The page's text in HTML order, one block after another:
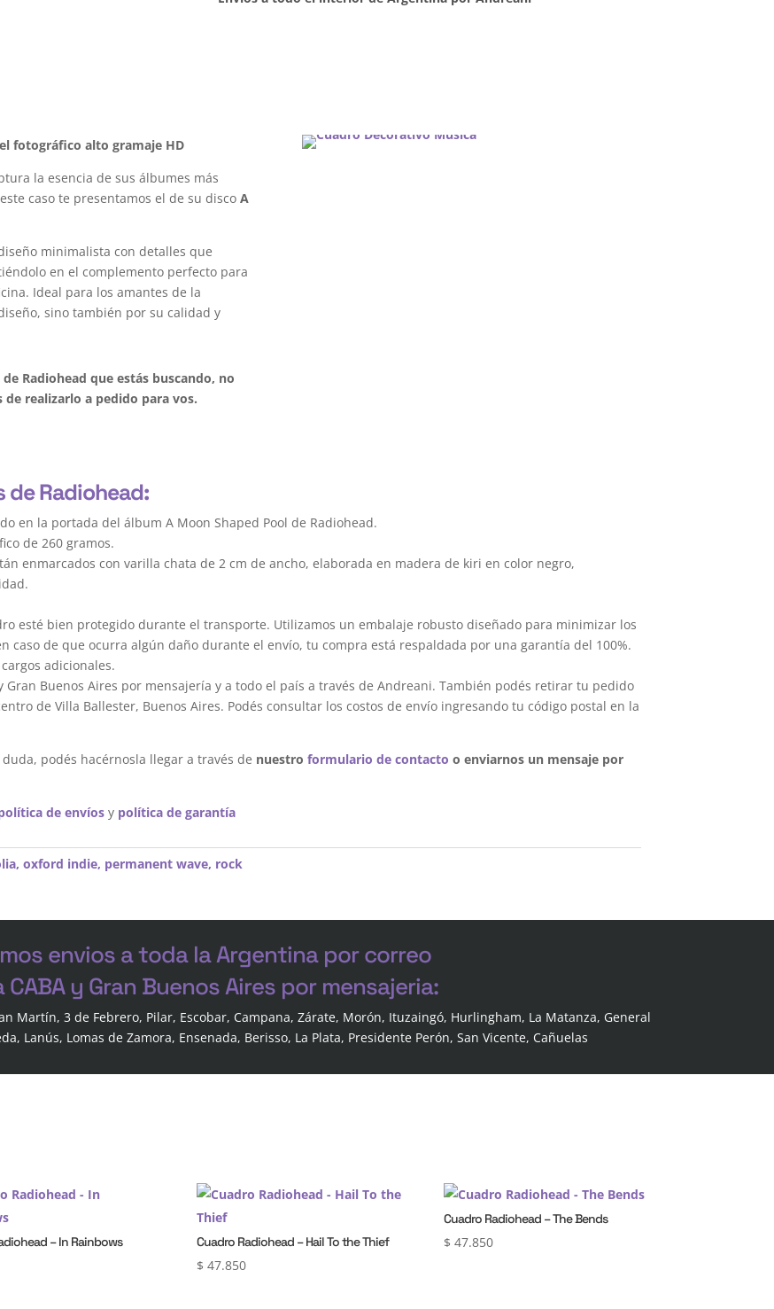
fotográfico alto gramaje HD
la esencia de sus álbumes más
caso te presentamos el de su discoA
minimalista con detalles que
en el complemento perfecto para
Ideal para los amantes de la
sino también por su calidad y
Radiohead que estás buscando, no
realizarlo a pedido para vos.
Radiohead:
en la portada del álbum A Moon Shaped Pool de Radiohead.
de 260 gramos.
enmarcados con varilla chata de 2 cm de ancho, elaborada en madera de kiri en color negro,
esté bien protegido durante el transporte. Utilizamos un embalaje robusto diseñado para minimizar los
caso de que ocurra algún daño durante el envío, tu compra está respaldada por una garantía del 100%.
adicionales.
Gran Buenos Aires por mensajería y a todo el país a través de Andreani. También podés retirar tu pedido
de Villa Ballester, Buenos Aires. Podés consultar los costos de envío ingresando tu código postal en la
podés hacérnosla llegar a través de nuestroformulario de contacto o enviarnos un mensaje por
de envíos y política de garantía
,oxford indie, permanent wave, rock
envios a toda la Argentina por correo
CABA y Gran Buenos Aires por mensajeria:
Martín, 3 de Febrero, Pilar, Escobar, Campana, Zárate, Morón, Ituzaingó, Hurlingham, La Matanza, General
Lanús, Lomas de Zamora, Ensenada, Berisso, La Plata, Presidente Perón, San Vicente, Cañuelas
– In Rainbows Cuadro Radiohead – Hail To the Thief
$ 47.850
Cuadro Radiohead – The Bends
$ 47.850